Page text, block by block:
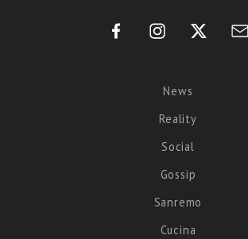
News
Reality
Social
Gossip
Sanremo
Cucina